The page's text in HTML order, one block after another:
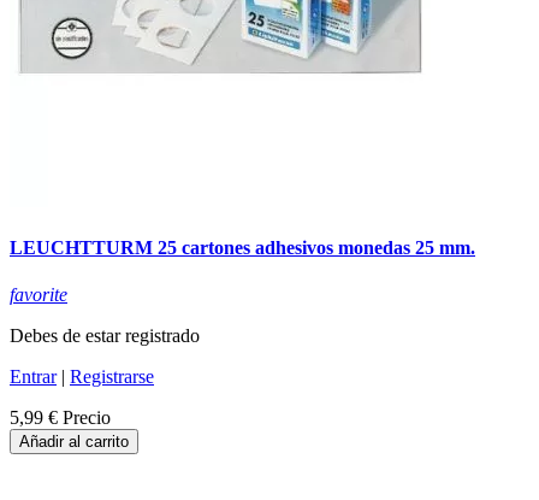
LEUCHTTURM 25 cartones adhesivos monedas 25 mm.
favorite
Debes de estar registrado
Entrar| Registrarse
5,99 € Precio
Añadir al carrito